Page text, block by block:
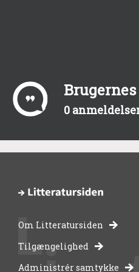
0
-
Om Litteratursiden
Tilgængelighed
Administrér samtykke